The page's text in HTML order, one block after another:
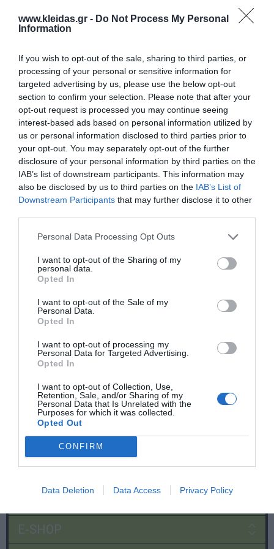
www.kleidas.gr - Do Not Process My Personal
Information
If you wish to opt-out of the sale, sharing to third parties, or
processing of your personal or sensitive information for
targeted advertising by us, please use the below opt-out
section to confirm your selection. Please note that after your
opt-out request is processed you may continue seeing
interest-based ads based on personal information utilized by
us or personal information disclosed to third parties prior to
your opt-out. You may separately opt-out of the further
disclosure of your personal information by third parties on the
IAB’s list of downstream participants. This information may
also be disclosed by us to third parties on the IAB’s List of
Downstream Participants that may further disclose it to other
Personal Data Processing Opt Outs
I want to opt-out of the Sharing of my
personal data.
Opted In
I want to opt-out of the Sale of my
Personal Data.
Opted In
I want to opt-out of processing my
Personal Data for Targeted Advertising.
Opted In
I want to opt-out of Collection, Use,
Retention, Sale, and/or Sharing of my
Personal Data that Is Unrelated with the
Purposes for which it was collected.
Opted Out
CONFIRM
Data Deletion Data Access Privacy Policy
Επιλογές
Ενημερωτικό δελτίο:
Ο κωδικός πρόσβασης
Επιβεβαίωση κωδικού:
E-SHOP